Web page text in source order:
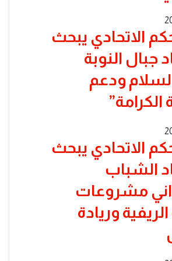
الاتحادي يبحث
جبال النوبة
ودعم
الاتحادي يبحث
الشباب
مشروعات
الريفية وريادة